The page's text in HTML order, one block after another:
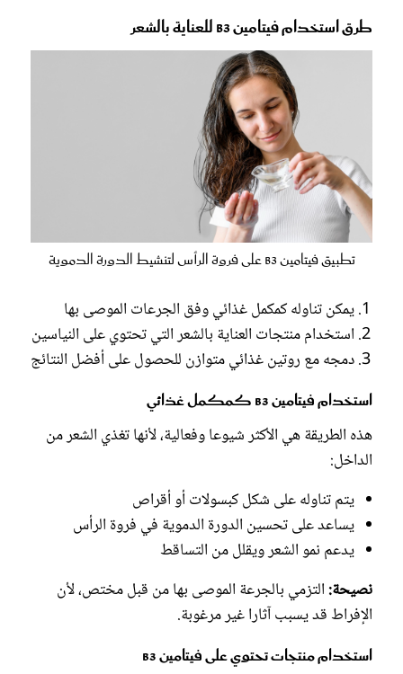
طرق استخدام فيتامين B3 للعناية بالشعر
تطبيق فيتامين B3 على فروة الرأس لتنشيط الدورة الدموية
يمكن تناوله كمكمل غذائي وفق الجرعات الموصى بها
استخدام منتجات العناية بالشعر التي تحتوي على النياسين
دمجه مع روتين غذائي متوازن للحصول على أفضل النتائج
استخدام فيتامين B3 كمكمل غذائي
هذه الطريقة هي الأكثر شيوعا وفعالية، لأنها تغذي الشعر من
الداخل:
يتم تناوله على شكل كبسولات أو أقراص
يساعد على تحسين الدورة الدموية في فروة الرأس
يدعم نمو الشعر ويقلل من التساقط
نصيحة:التزمي بالجرعة الموصى بها من قبل مختص، لأن
الإفراط قد يسبب آثارا غير مرغوبة.
استخدام منتجات تحتوي على فيتامين B3